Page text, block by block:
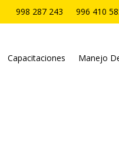
998 287 243 996 410
Capacitaciones Manejo